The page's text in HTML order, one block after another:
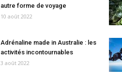
autre forme de voyage
10 août 2022
Adrénaline made in Australie : les
activités incontournables
3 août 2022